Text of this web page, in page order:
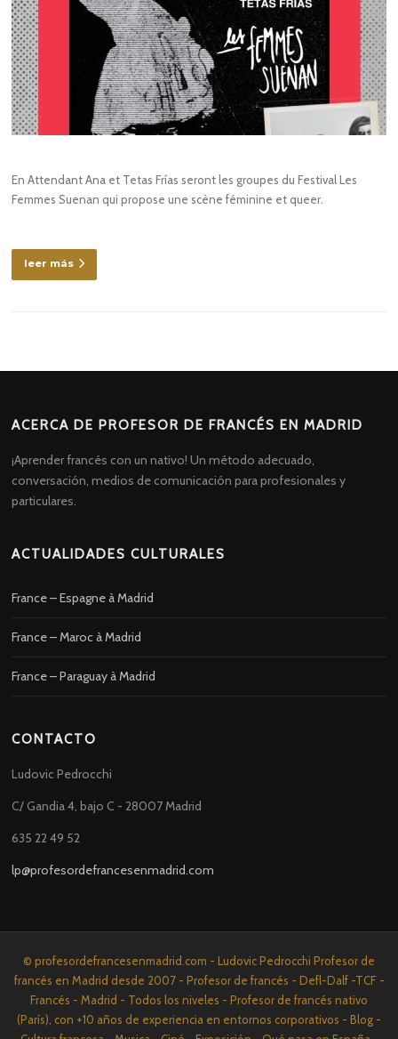
En Attendant Ana et Tetas Frías seront les groupes du Festival Les
Femmes Suenan qui propose une scène féminine et queer.
leer más
ACERCA DE PROFESOR DE FRANCÉS EN MADRID
¡Aprender francés con un nativo! Un método adecuado,
conversación, medios de comunicación para profesionales y
particulares.
ACTUALIDADES CULTURALES
France – Espagne à Madrid
France – Maroc à Madrid
France – Paraguay à Madrid
CONTACTO
Ludovic Pedrocchi
C/ Gandia 4, bajo C - 28007 Madrid
635 22 49 52
lp@profesordefrancesenmadrid.com
© profesordefrancesenmadrid.com - Ludovic Pedrocchi Profesor de
francés en Madrid desde 2007 - Profesor de francés - Defl-Dalf -TCF -
Francés - Madrid - Todos los niveles - Profesor de francés nativo
(París), con +10 años de experiencia en entornos corporativos - Blog -